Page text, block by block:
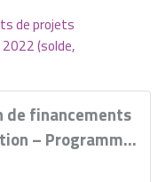
de projets
2022 (solde,
de financements
– Programme
ER